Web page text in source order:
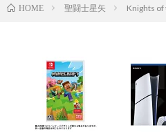
HOME 聖闘士星矢 Knights of